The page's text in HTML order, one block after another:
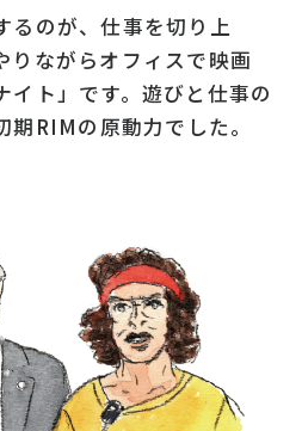
るのが、仕事を切り上
りながらオフィスで映画
イト」です。遊びと仕事の
RIMの原動力でした。